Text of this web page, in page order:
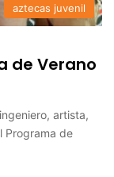
aztecas juvenil
de Verano
artista,
Programa de